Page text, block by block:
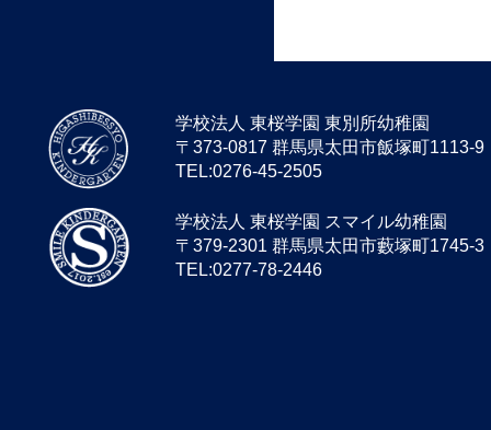
学校法人 東桜学園 東別所幼稚園
〒373-0817 群馬県太田市飯塚町1113-9
TEL:0276-45-2505
学校法人 東桜学園 スマイル幼稚園
〒379-2301 群馬県太田市藪塚町1745-3
TEL:0277-78-2446